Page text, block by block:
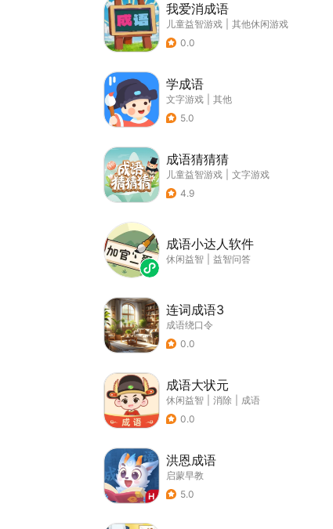
我爱消成语
儿童益智游戏
其他休闲游戏
0.0
学成语
文字游戏
其他
5.0
成语猜猜猜
儿童益智游戏
文字游戏
4.9
成语小达人软件
休闲益智 益智问答
连词成语3
成语绕口令
0.0
成语大状元
休闲益智 消除
成语
0.0
洪恩成语
启蒙早教
5.0